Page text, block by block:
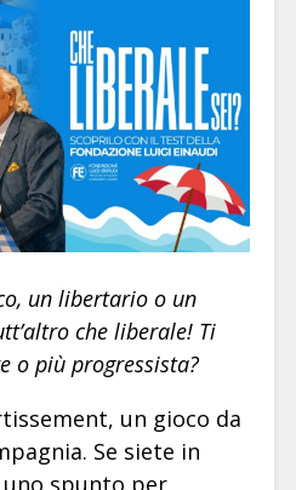
un libertario o un
che liberale! Ti
o più progressista?
un gioco da
Se siete in
spunto per